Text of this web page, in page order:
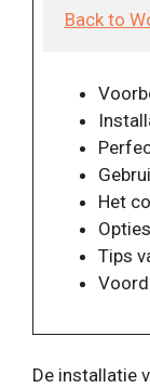
Back to
Het
Opties
Tips
De installatie